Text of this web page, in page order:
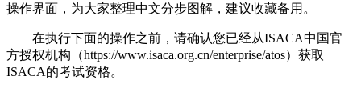
操作界面，为大家整理中文分步图解，建议收藏备用。
在执行下面的操作之前，请确认您已经从ISACA中国官
方授权机构（https://www.isaca.org.cn/enterprise/atos）获取
ISACA的考试资格。